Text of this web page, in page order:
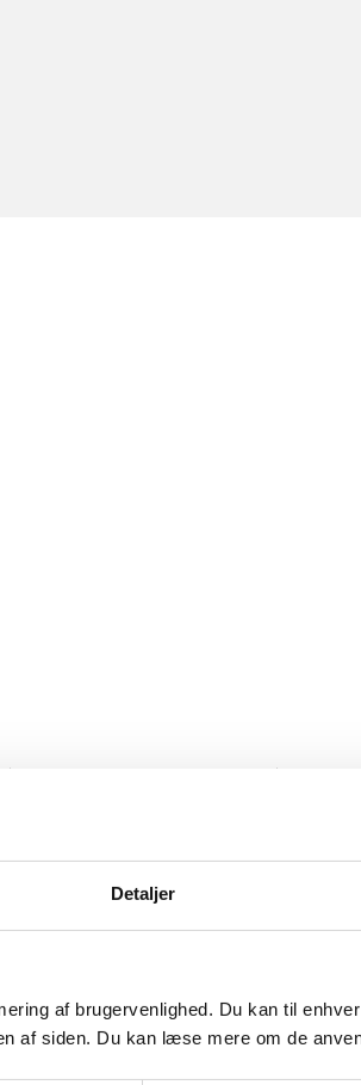
Detaljer
af brugervenlighed. Du kan til
af siden. Du kan læse mere om de